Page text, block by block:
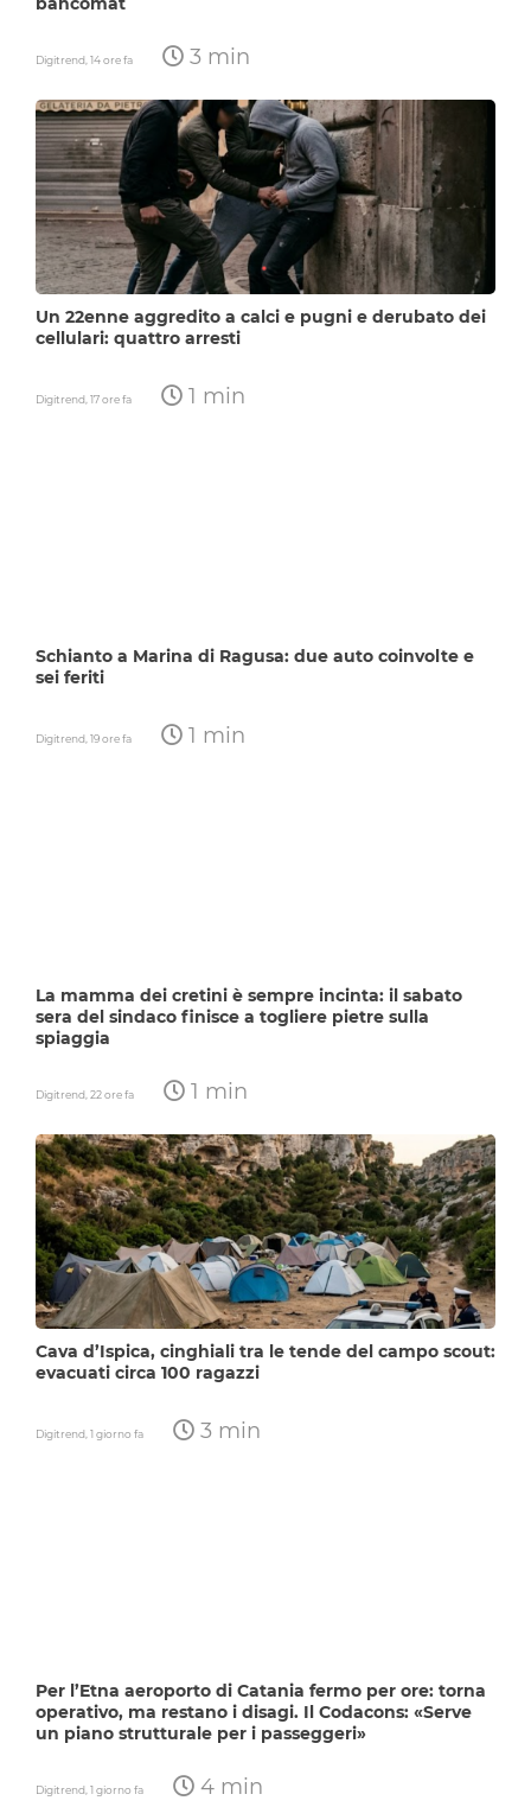
Digitrend,14 ore fa 3 min
Un 22enne aggredito a calci e pugni e derubato dei
cellulari: quattro arresti
Digitrend,17 ore fa 1 min
Schianto a Marina di Ragusa: due auto coinvolte e
sei feriti
Digitrend,19 ore fa 1 min
La mamma dei cretini è sempre incinta: il sabato
sera del sindaco finisce a togliere pietre sulla
spiaggia
Digitrend,22 ore fa 1 min
Cava d’Ispica, cinghiali tra le tende del campo scout:
evacuati circa 100 ragazzi
Digitrend,1 giorno fa 3 min
Per l’Etna aeroporto di Catania fermo per ore: torna
operativo, ma restano i disagi. Il Codacons: «Serve
un piano strutturale per i passeggeri»
Digitrend,1 giorno fa 4 min